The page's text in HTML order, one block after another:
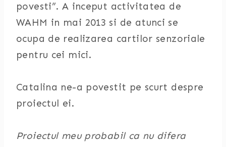
povesti”. A inceput activitatea de
WAHM in mai 2013 si de atunci se
ocupa de realizarea cartilor senzoriale
pentru cei mici.
Catalina ne-a povestit pe scurt despre
proiectul ei.
Proiectul meu probabil ca nu difera